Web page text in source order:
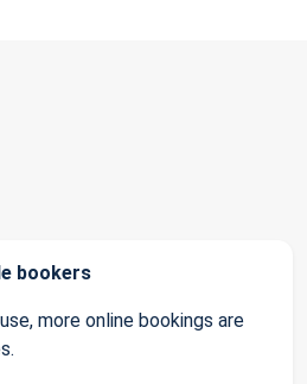
bookers
more online bookings are